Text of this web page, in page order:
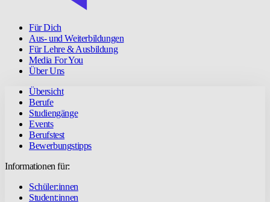
Für Dich
Aus- und Weiterbildungen
Für Lehre & Ausbildung
Media For You
Über Uns
Übersicht
Berufe
Studiengänge
Events
Berufstest
Bewerbungstipps
Informationen für:
Schüler:innen
Student:innen